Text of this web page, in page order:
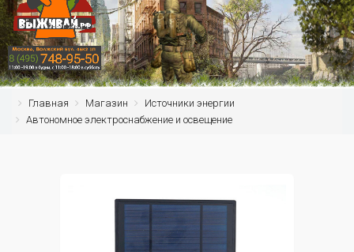
Главная Магазин
Источники энергии
Автономное электроснабжение и освещение